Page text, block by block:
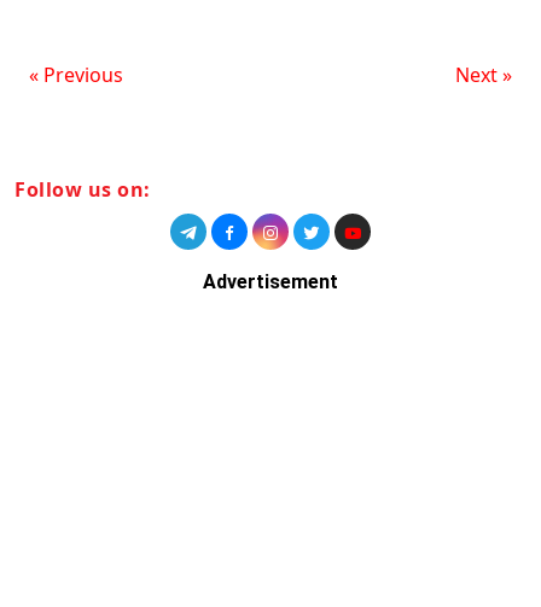
« Previous Next »
Follow us on:
Advertisement